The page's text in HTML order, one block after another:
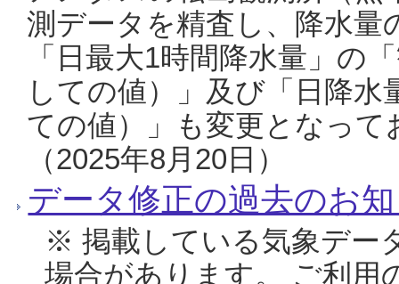
測データを精査し、降水
「日最大1時間降水量」の
しての値）」及び「日降
ての値）」も変更となっ
（2025年8月20日）
データ修正の過去のお
※ 掲載している気象デー
場合があります。 ご利用